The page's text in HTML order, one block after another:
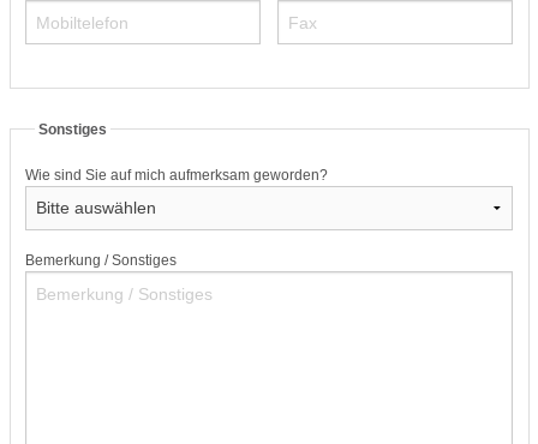
Sonstiges
Wie sind Sie auf mich aufmerksam geworden?
Bemerkung / Sonstiges